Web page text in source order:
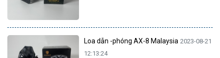
Loa dẫn -phóng AX-8 Malaysia 2023-08-21
12:13:24